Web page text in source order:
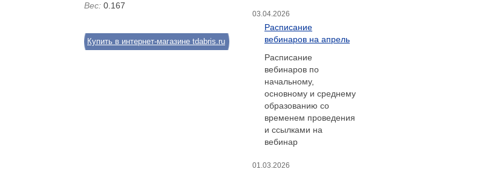
Вес: 0.167
Купить в интернет-магазине tdabris.ru
03.04.2026
Расписание
вебинаров на апрель
Расписание
вебинаров по
начальному,
основному и среднему
образованию со
временем проведения
и ссылками на
вебинар
01.03.2026